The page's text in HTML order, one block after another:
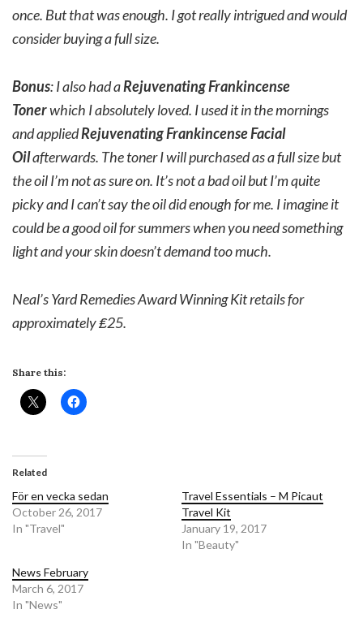
once. But that was enough. I got really intrigued and would
consider buying a full size.
Bonus: I also had aRejuvenating Frankincense
Tonerwhich I absolutely loved. I used it in the mornings
and appliedRejuvenating Frankincense Facial
Oilafterwards. The toner I will purchased as a full size but
the oil I’m not as sure on. It’s not a bad oil but I’m quite
picky and I can’t say the oil did enough for me. I imagine it
could be a good oil for summers when you need something
light and your skin doesn’t demand too much.
Neal’s Yard Remedies Award Winning Kit retails for
approximately ₤25.
Share this:
Related
För en vecka sedan
October 26, 2017
In "Travel"
Travel Essentials – M Picaut
Travel Kit
January 19, 2017
In "Beauty"
News February
March 6, 2017
In "News"